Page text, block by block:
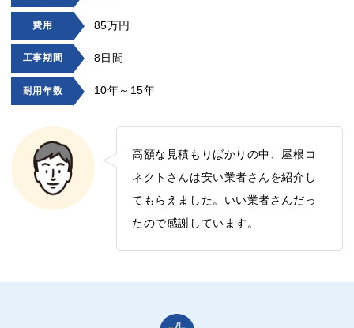
費用 85万円
工事期間 8日間
耐用年数 10年～15年
高額な見積もりばかりの中、屋根コ
ネクトさんは安い業者さんを紹介し
てもらえました。いい業者さんだっ
たので感謝しています。